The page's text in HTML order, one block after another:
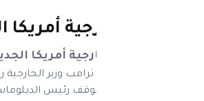
وزير خارجية أمريكا
موقف وزير خارجية أمريكا
الرئيس الأمريكي دونالد ترامب وزير
سي آي إيه بديلا له، فما موقف رئيس